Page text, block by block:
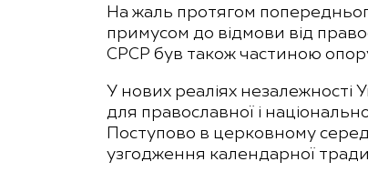
На жаль протягом
примусом до відмови від
СРСР був також частиною опору
У нових реаліях незалежності
для православної і
Поступово в церковному
узгодження календарної